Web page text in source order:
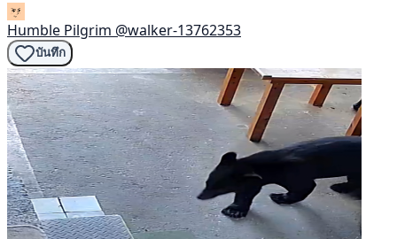
Humble Pilgrim @walker-13762353
บันทึก